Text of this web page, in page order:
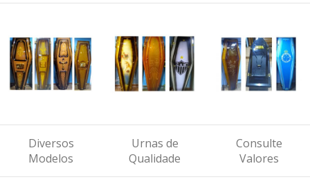
Diversos
Modelos
Urnas de
Qualidade
Consulte
Valores